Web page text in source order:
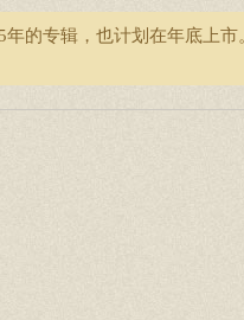
的专辑，也计划在年底上